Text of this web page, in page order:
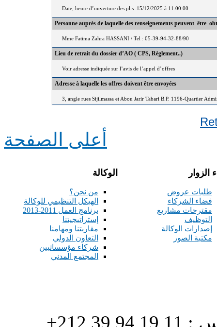
Date, heure d’ouverture des plis :15/12/2025 à 11:00:00
Personne auprès de laquelle des renseignements peuvent être
Mme Fatima Zahra HASSANI / Tel : 05-39-94-32-88/90
Lieu de retrait du dossier d’AO ( CPS, Règlement..)
Voir adresse indiquée sur l’avis de l’appel d’offres
Adresse à laquelle les offres doivent être envoyées
3, angle rues Sijilmassa et Abou Jarir Tabari B.P. 1196-Quartier
أعلى الصفحة
الوكالة
من نحن؟
الهيكل التنظيمي للوكالة
برنامج العمل 2011-2013
إستراتيجيتنا
مقاربتنا ومهامنا
التعاون الدولي
شركاء مؤسساتيين
المجتمع المدني
الزوار
طلبات عروض
فضاء الشركاء
مقترحات مشاريع
التوظيف
إصدارات الوكالة
مكتبة الصور
هاتف : 90/88 32 94 39 212+ فاكس : 11 19 94 39 212+